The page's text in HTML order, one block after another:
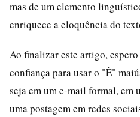
mas de um elemento
enriquece a eloquência do
Ao finalizar este artigo,
confiança para usar o "Ê"
seja em um e-mail formal, em
uma postagem em redes